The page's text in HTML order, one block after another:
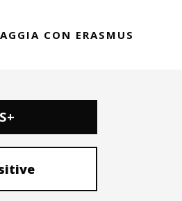
CON ERASMUS